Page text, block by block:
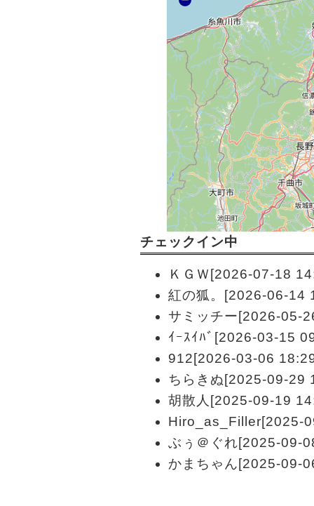
チェックイン中
ＫＧＷ[2026-07-18
紅の狐。[2026-06-14
サミッチー[2026-05-
ｲｰｽｲﾊﾞ[2026-03-15
912[2026-03-06
ちらきぬ[2025-09-29
胡散人[2025-09-19
Hiro_as_Filler[2025-
ぶぅ＠ぐれ[2025-09-
かまちゃん[2025-09-